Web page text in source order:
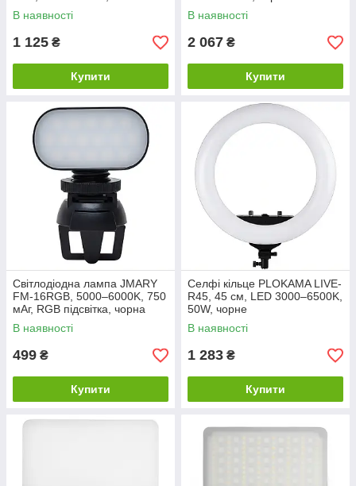
мА·г, чорна
В наявності
1 125 ₴
Купити
В наявності
2 067 ₴
Купити
Світлодіодна лампа JMARY
FM-16RGB, 5000–6000K, 750
мАг, RGB підсвітка, чорна
В наявності
499 ₴
Купити
Селфі кільце PLOKAMA LIVE-
R45, 45 см, LED 3000–6500K,
50W, чорне
В наявності
1 283 ₴
Купити